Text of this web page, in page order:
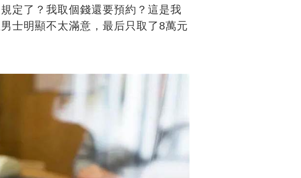
定了？我取個錢還要預約？這是我
士明顯不太滿意，最后只取了8萬元